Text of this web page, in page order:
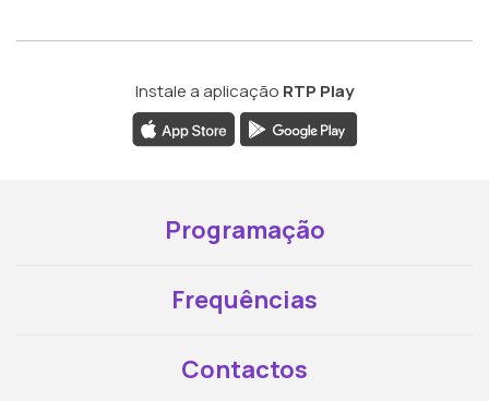
Instale a aplicação RTP Play
Programação
Frequências
Contactos